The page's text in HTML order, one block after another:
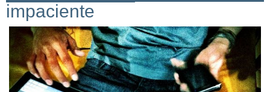
impaciente